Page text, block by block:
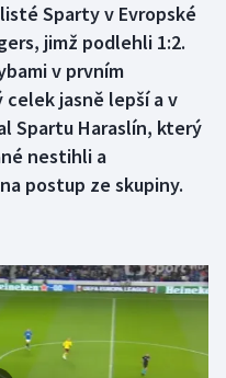
Sparty v Evropské
jimž podlehli 1:2.
v prvním
jasně lepší a v
Spartu Haraslín, který
nestihli a
postup ze skupiny.